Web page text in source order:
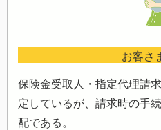
お客さ
保険金受取人・指定代理請
定しているが、請求時の手
配である。